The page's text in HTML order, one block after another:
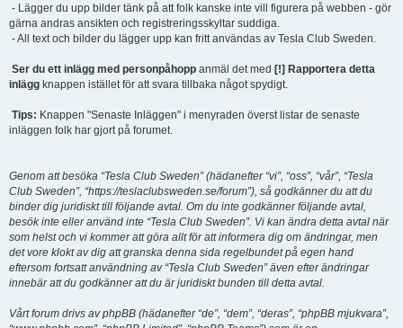
- Lägger du upp bilder tänk på att folk kanske inte vill figurera på webben - gör
gärna andras ansikten och registreringsskyltar suddiga.
- All text och bilder du lägger upp kan fritt användas av Tesla Club Sweden.
Ser du ett inlägg med personpåhopp anmäl det med [!] Rapportera detta
inlägg knappen istället för att svara tillbaka något spydigt.
Tips: Knappen "Senaste Inläggen" i menyraden överst listar de senaste
inläggen folk har gjort på forumet.
Genom att besöka “Tesla Club Sweden” (hädanefter “vi”, “oss”, “vår”, “Tesla
Club Sweden”, “https://teslaclubsweden.se/forum”), så godkänner du att du
binder dig juridiskt till följande avtal. Om du inte godkänner följande avtal,
besök inte eller använd inte “Tesla Club Sweden”. Vi kan ändra detta avtal när
som helst och vi kommer att göra allt för att informera dig om ändringar, men
det vore klokt av dig att granska denna sida regelbundet på egen hand
eftersom fortsatt användning av “Tesla Club Sweden” även efter ändringar
innebär att du godkänner att du är juridiskt bunden till detta avtal.
Vårt forum drivs av phpBB (hädanefter “de”, “dem”, “deras”, “phpBB mjukvara”,